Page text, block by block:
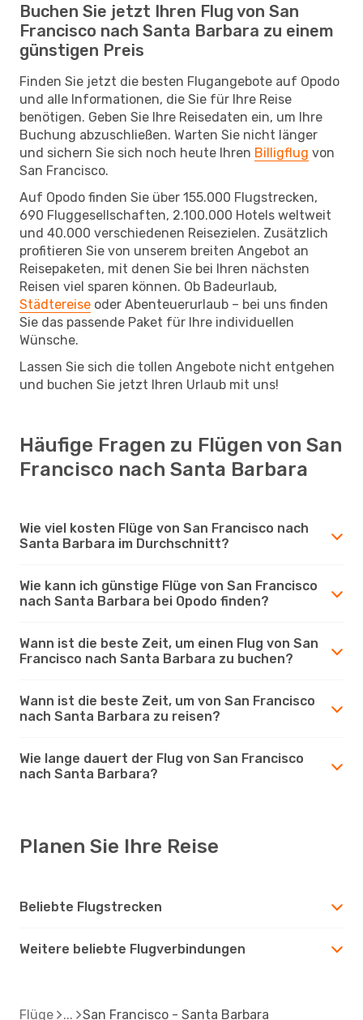
Buchen Sie jetzt Ihren Flug von San
Francisco nach Santa Barbara zu einem
günstigen Preis
Finden Sie jetzt die besten Flugangebote auf Opodo
und alle Informationen, die Sie für Ihre Reise
benötigen. Geben Sie Ihre Reisedaten ein, um Ihre
Buchung abzuschließen. Warten Sie nicht länger
und sichern Sie sich noch heute Ihren Billigflug von
San Francisco.
Auf Opodo finden Sie über 155.000 Flugstrecken,
690 Fluggesellschaften, 2.100.000 Hotels weltweit
und 40.000 verschiedenen Reisezielen. Zusätzlich
profitieren Sie von unserem breiten Angebot an
Reisepaketen, mit denen Sie bei Ihren nächsten
Reisen viel sparen können. Ob Badeurlaub,
Städtereise oder Abenteuerurlaub – bei uns finden
Sie das passende Paket für Ihre individuellen
Wünsche.
Lassen Sie sich die tollen Angebote nicht entgehen
und buchen Sie jetzt Ihren Urlaub mit uns!
Häufige Fragen zu Flügen von San
Francisco nach Santa Barbara
Wie viel kosten Flüge von San Francisco nach
Santa Barbara im Durchschnitt?
Wie kann ich günstige Flüge von San Francisco
nach Santa Barbara bei Opodo finden?
Wann ist die beste Zeit, um einen Flug von San
Francisco nach Santa Barbara zu buchen?
Wann ist die beste Zeit, um von San Francisco
nach Santa Barbara zu reisen?
Wie lange dauert der Flug von San Francisco
nach Santa Barbara?
Planen Sie Ihre Reise
Beliebte Flugstrecken
Weitere beliebte Flugverbindungen
Flüge San Francisco - Santa Barbara